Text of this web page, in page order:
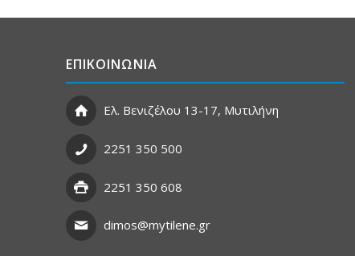
ΕΠΙΚΟΙΝΩΝΙΑ
Ελ. Βενιζέλου 13-17, Μυτιλήνη
2251 350 500
2251 350 608
dimos@mytilene.gr